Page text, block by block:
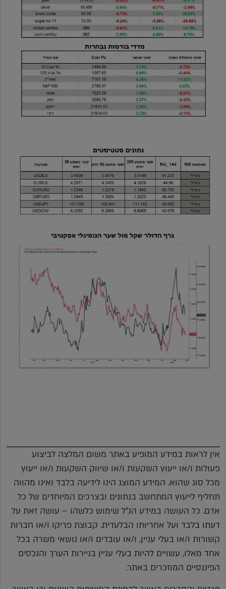
אין לראות במידע המופיע באתר משום המלצה לביצוע
פעולות ו/או ייעוץ השקעות ו/או שיווק השקעות ו/או ייעוץ
מכל סוג שהוא. המידע המוצג הינו לידיעה בלבד ואינו מהווה
תחליף לייעוץ המתחשב בנתונים ובצרכים המיוחדים של כל
אדם. כל העושה במידע הנ"ל שימוש כלשהו – עושה זאת על
דעתו בלבד ועל אחריותו הבלעדית. קבוצת פריקו ו/או חברות
קשורות ו/או בעלי עניין, ו/או עובדים ו/או נושאי משרה בכל
אחד מאלו, עשויים להיות בעלי עניין בניירות הערך והנכסים
הפיננסיים המוזכרים באתר.